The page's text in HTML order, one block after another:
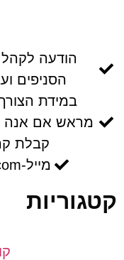
הודעה לקהל
הסניפים
במידת הצורך
קבלת קהל: רחוב
מייל-annafashiong@gmail.com